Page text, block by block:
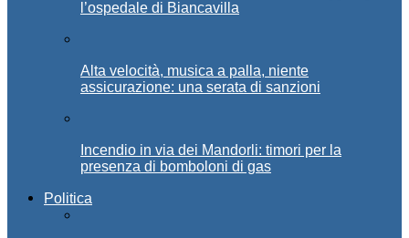
l’ospedale di Biancavilla
Alta velocità, musica a palla, niente
assicurazione: una serata di sanzioni
Incendio in via dei Mandorli: timori per la
presenza di bomboloni di gas
Politica